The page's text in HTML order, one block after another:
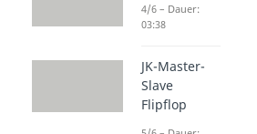
4/6 – Dauer:
03:38
JK-Master-
Slave
Flipflop